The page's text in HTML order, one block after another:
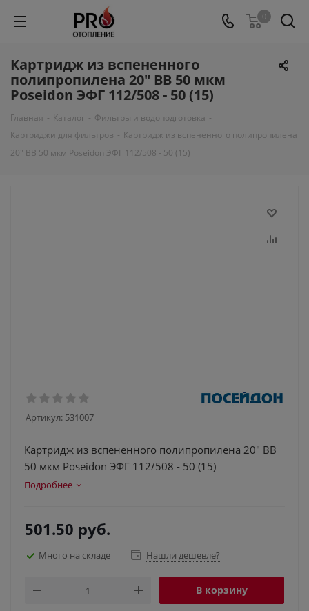
0
Картридж из вспененного
полипропилена 20" BB 50 мкм
Poseidon ЭФГ 112/508 - 50 (15)
Главная - Каталог - Фильтры и водоподготовка -
Картриджи для фильтров - Картридж из вспененного полипропилена
20" BB 50 мкм Poseidon ЭФГ 112/508 - 50 (15)
Артикул: 531007
Картридж из вспененного полипропилена 20" BB
50 мкм Poseidon ЭФГ 112/508 - 50 (15)
Подробнее
501.50 руб.
Много на складе Нашли дешевле?
В корзину